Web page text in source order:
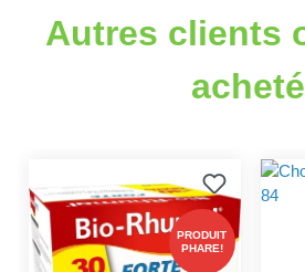
Autres clients
acheté
PRODUIT
PHARE!